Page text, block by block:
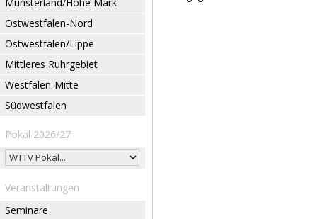
Ostwestfalen-Nord
Ostwestfalen/Lippe
Mittleres Ruhrgebiet
Westfalen-Mitte
Südwestfalen
Pokal 2026/27
Veranstaltungen
Seminare